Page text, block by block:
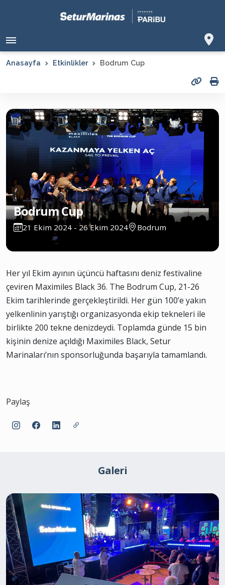
Anasayfa Etkinlikler Bodrum Cup
Bodrum Cup
21 Ekim 2024 - 26 Ekim 2024 Bodrum
Her yıl Ekim ayının üçüncü haftasını deniz festivaline
çeviren Maximiles Black 36. The Bodrum Cup, 21-26
Ekim tarihlerinde gerçekleştirildi. Her gün 100’e yakın
yelkenlinin yarıştığı organizasyonda ekip tekneleri ile
birlikte 200 tekne denizdeydi. Toplamda günde 15 bin
kişinin denize açıldığı Maximiles Black, Setur
Marinaları’nın sponsorluğunda başarıyla tamamlandı.
Paylaş
Galeri